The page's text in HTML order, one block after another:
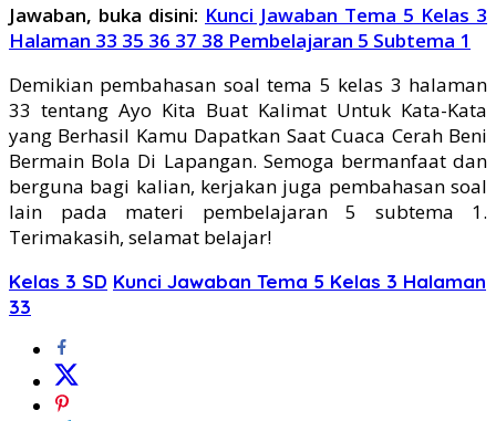
Jawaban, buka disini: Kunci Jawaban Tema 5 Kelas 3
Halaman 33 35 36 37 38 Pembelajaran 5 Subtema 1
Demikian pembahasan soal tema 5 kelas 3 halaman
33 tentang Ayo Kita Buat Kalimat Untuk Kata-Kata
yang Berhasil Kamu Dapatkan Saat Cuaca Cerah Beni
Bermain Bola Di Lapangan. Semoga bermanfaat dan
berguna bagi kalian, kerjakan juga pembahasan soal
lain pada materi pembelajaran 5 subtema 1.
Terimakasih, selamat belajar!
Kelas 3 SD Kunci Jawaban Tema 5 Kelas 3 Halaman
33